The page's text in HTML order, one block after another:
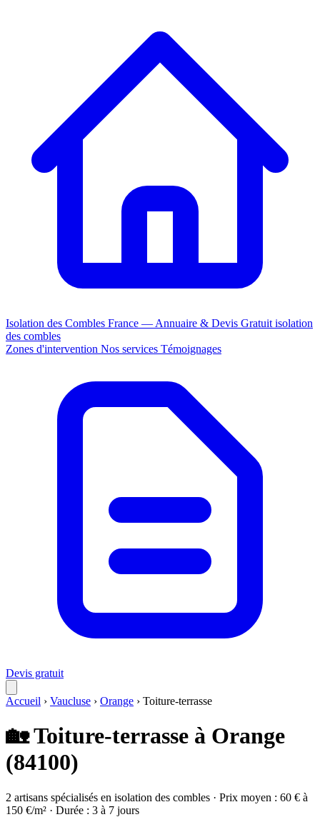
Isolation des Combles France — Annuaire & Devis Gratuit isolation
des combles
Zones d'intervention Nos services Témoignages
Devis gratuit
Accueil › Vaucluse › Orange › Toiture-terrasse
🏡 Toiture-terrasse à Orange
(84100)
2 artisans spécialisés en isolation des combles · Prix moyen : 60 € à
150 €/m² · Durée : 3 à 7 jours